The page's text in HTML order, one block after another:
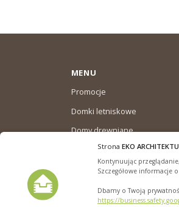
MENU
Promocje
Domki letniskowe
Domy drewniane
Domki ogrodowe
Strona EKO
Kontynuując
Szczegółowe informacje
Dbamy o Twoją
https://